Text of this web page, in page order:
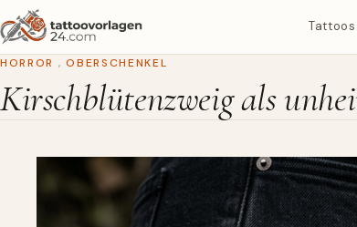
Tattoos
HORROR , OBERSCHENKEL
Kirschblütenzweig als